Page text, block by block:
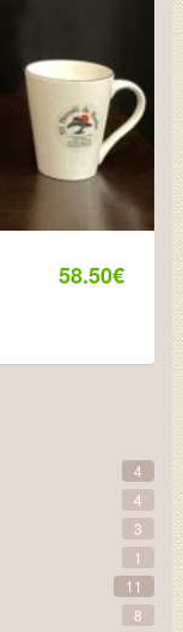
58.50€
4
4
3
1
11
8